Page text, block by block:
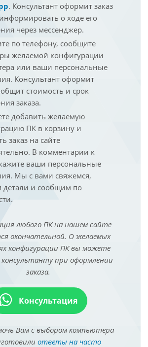
. Консультант оформит заказ
о ходе его
через мессенджер.
по телефону, сообщите
желаемой конфигурации
или ваши персональные
Консультант оформит
стоимость и срок
заказа.
добавить желаемую
ПК в корзину и
заказ на сайте
В комментарии к
ваши персональные
Мы с вами свяжемся,
детали и сообщим по
любого ПК на нашем сайте
окончательной. О желаемых
конфигурации ПК вы можете
при оформлении
заказа.
Консультация
Вам с выбором компьютера
ответы на часто